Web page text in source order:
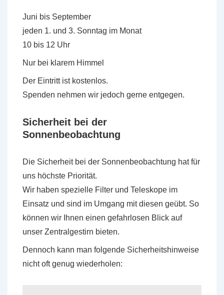
Juni bis September
jeden 1. und 3. Sonntag im Monat
10 bis 12 Uhr
Nur bei klarem Himmel
Der Eintritt ist kostenlos.
Spenden nehmen wir jedoch gerne entgegen.
Sicherheit bei der
Sonnenbeobachtung
Die Sicherheit bei der Sonnenbeobachtung hat für
uns höchste Priorität.
Wir haben spezielle Filter und Teleskope im
Einsatz und sind im Umgang mit diesen geübt. So
können wir Ihnen einen gefahrlosen Blick auf
unser Zentralgestirn bieten.
Dennoch kann man folgende Sicherheitshinweise
nicht oft genug wiederholen: